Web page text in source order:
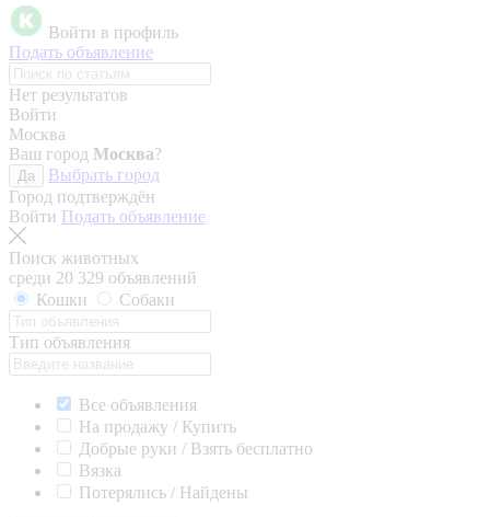
Войти в профиль
Подать объявление
Нет результатов
Войти
Москва
Ваш город Москва?
Да
Выбрать город
Город подтверждён
Войти Подать объявление
Поиск животных
среди 20 329 объявлений
Кошки
Собаки
Тип объявления
Все объявления
На продажу / Купить
Добрые руки / Взять бесплатно
Вязка
Потерялись / Найдены